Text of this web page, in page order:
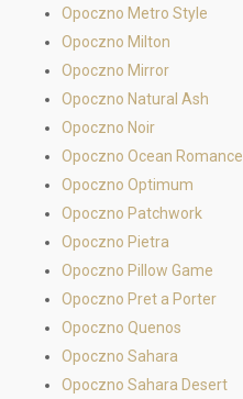
Opoczno Metro Style
Opoczno Milton
Opoczno Mirror
Opoczno Natural Ash
Opoczno Noir
Opoczno Ocean Romance
Opoczno Optimum
Opoczno Patchwork
Opoczno Pietra
Opoczno Pillow Game
Opoczno Pret a Porter
Opoczno Quenos
Opoczno Sahara
Opoczno Sahara Desert